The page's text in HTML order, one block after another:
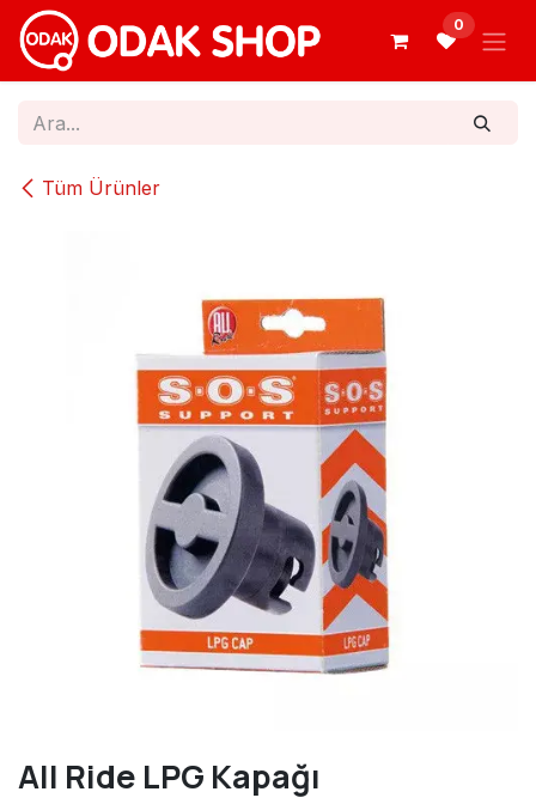
İçereği Atla
0
Tüm Ürünler
All Ride LPG Kapağı